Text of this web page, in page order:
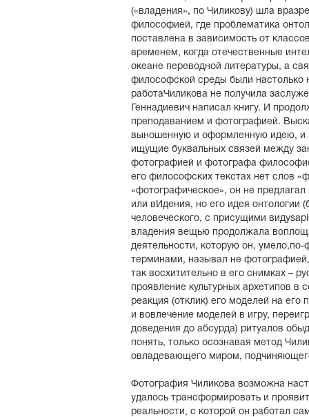
(«владения», по Чиликову) шла
философией, где проблематика
поставлена в зависимость от
временем, когда отечественные
океане переводной литературы, а
философской среды были настолько
работаЧиликова не получила
Геннадиевич написал книгу. И
преподаванием и фотографией.
выношенную и оформленную идею, и
ищущие буквальных связей между
фотографией и фотографа
его философских текстах нет слов
«фотографическое», он не
или вИдения, но его идея онтологии
человеческого, с присущими
владения вещью продолжала
деятельности, которую он,
терминами, называл не
так восхитительно в его снимках –
проявление культурных архетипов в
реакция (отклик) его моделей на его
и вовлечение моделей в игру,
доведения до абсурда) ритуалов
понять, только осознавая метод
овладевающего миром,
Фотография Чиликова возможна
удалось трансформировать и
реальности, с которой он работал